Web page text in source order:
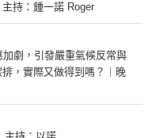
持：鍾一諾 Roger
加劇，引發嚴重氣候反常與
，實際又做得到嗎？｜晚